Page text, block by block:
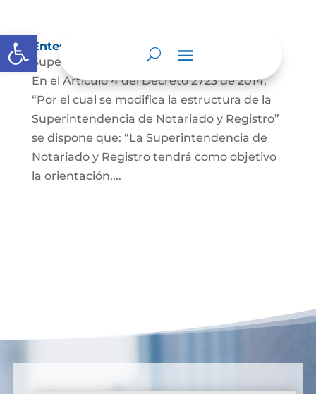
Abrir barra de herramientas
Entes y autoridades que lo vigilan
Superintendencia de Notariado y Registro
En el Artículo 4 del Decreto 2723 de 2014,
“Por el cual se modifica la estructura de la
Superintendencia de Notariado y Registro”
se dispone que: “La Superintendencia de
Notariado y Registro tendrá como objetivo
la orientación,...